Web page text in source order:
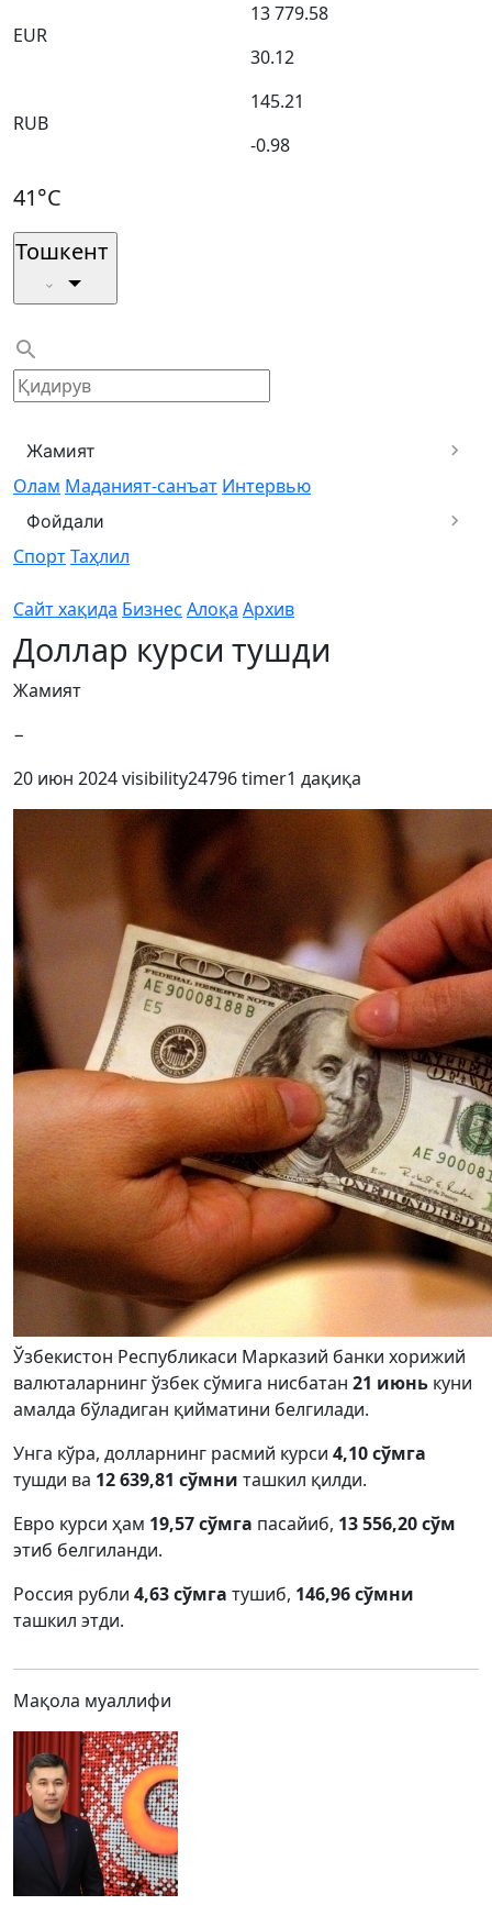
EUR
13 779.58
30.12
RUB
145.21
-0.98
41°C
Тошкент
Жамият
Олам Маданият-санъат Интервью
Фойдали
СпортТаҳлил
Сайт хақида Бизнес Алоқа Архив
Доллар курси тушди
Жамият
−
20 июн 2024visibility24796timer1 дақиқа
Ўзбекистон Республикаси Марказий банки хорижий
валюталарнинг ўзбек сўмига нисбатан 21 июнь куни
амалда бўладиган қийматини белгилади.
Унга кўра, долларнинг расмий курси 4,10 сўмга
тушди ва 12 639,81 сўмни ташкил қилди.
Евро курси ҳам 19,57 сўмга пасайиб, 13 556,20 сўм
этиб белгиланди.
Россия рубли 4,63 сўмга тушиб, 146,96 сўмни
ташкил этди.
Мақола муаллифи